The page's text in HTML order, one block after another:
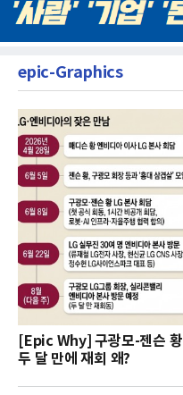
epic-Graphics
[Epic Why] 구광모-젠슨 황
두 달 만에 재회 왜?